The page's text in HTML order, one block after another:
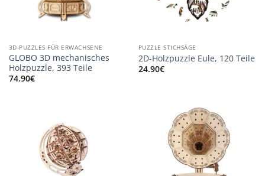
3D-PUZZLES FÜR ERWACHSENE
GLOBO 3D mechanisches
Holzpuzzle, 393 Teile
74.90€
PUZZLE STICHSÄGE
2D-Holzpuzzle Eule, 120 Teile
24.90€